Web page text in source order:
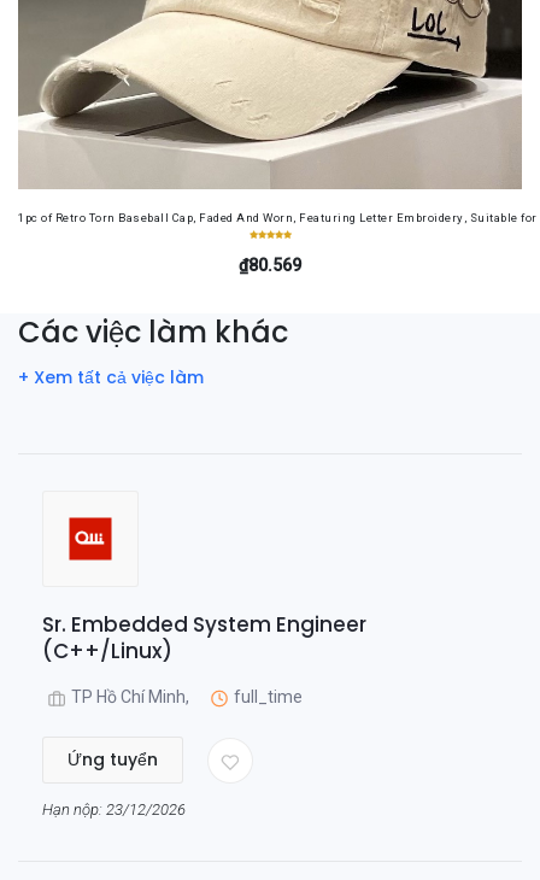
1pc of Retro Torn Baseball Cap, Faded And Worn, Featuring Letter Embroidery, Suitable
₫80.569
Các việc làm khác
+ Xem tất cả việc làm
Sr. Embedded System Engineer
(C++/Linux)
TP Hồ Chí Minh, full_time
Ứng tuyển
Hạn nộp: 23/12/2026